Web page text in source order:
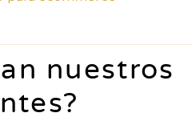
nuestros